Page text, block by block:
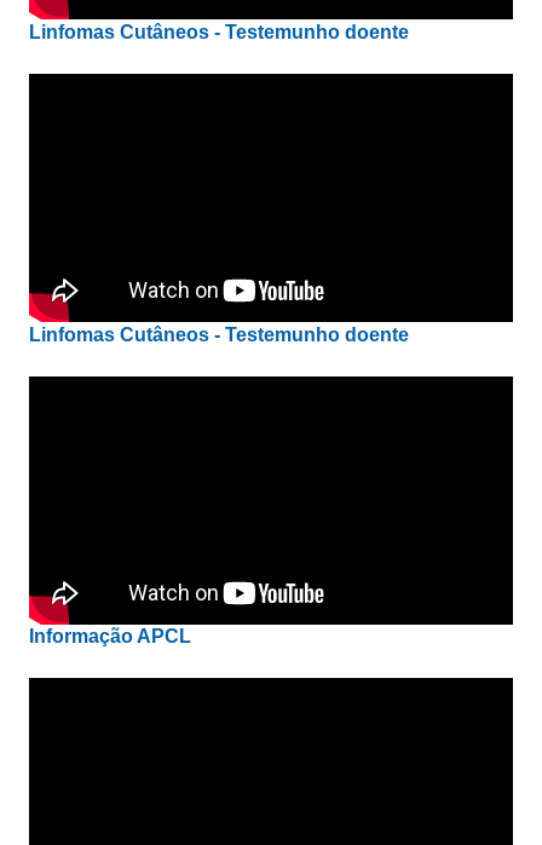
Linfomas Cutâneos - Testemunho doente
Linfomas Cutâneos - Testemunho doente
Informação APCL